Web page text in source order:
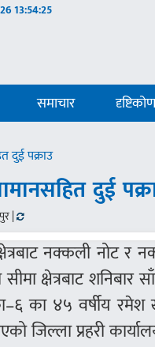
13:54:26
समाचार
दुई पक्राउ
दुई
|
नक्कली नोट र
क्षेत्रबाट
का ४५ वर्षीय
जिल्ला प्रहरी